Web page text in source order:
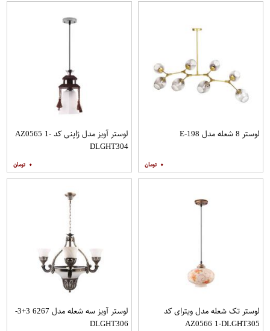
لوستر 8 شعله مدل E-198
۰
لوستر آویز مدل ژاپنی کد AZ0565 1-
DLGHT304
۰
لوستر تک شعله مدل ویترای کد
AZ0566 1-DLGHT305
لوستر آویز سه شعله مدل 6267 3+3-
DLGHT306